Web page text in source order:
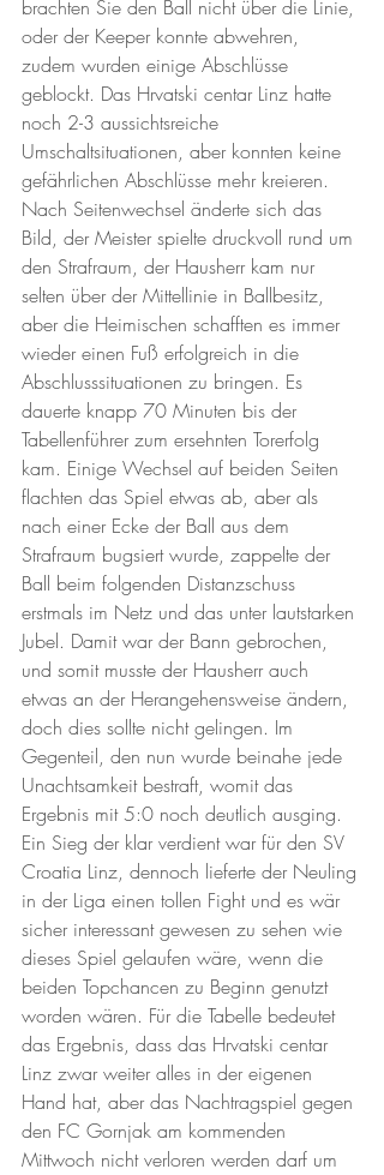
brachten Sie den Ball nicht über die Linie,
oder der Keeper konnte abwehren,
zudem wurden einige Abschlüsse
geblockt. Das Hrvatski centar Linz hatte
noch 2-3 aussichtsreiche
Umschaltsituationen, aber konnten keine
gefährlichen Abschlüsse mehr kreieren.
Nach Seitenwechsel änderte sich das
Bild, der Meister spielte druckvoll rund um
den Strafraum, der Hausherr kam nur
selten über der Mittellinie in Ballbesitz,
aber die Heimischen schafften es immer
wieder einen Fuß erfolgreich in die
Abschlusssituationen zu bringen. Es
dauerte knapp 70 Minuten bis der
Tabellenführer zum ersehnten Torerfolg
kam. Einige Wechsel auf beiden Seiten
flachten das Spiel etwas ab, aber als
nach einer Ecke der Ball aus dem
Strafraum bugsiert wurde, zappelte der
Ball beim folgenden Distanzschuss
erstmals im Netz und das unter lautstarken
Jubel. Damit war der Bann gebrochen,
und somit musste der Hausherr auch
etwas an der Herangehensweise ändern,
doch dies sollte nicht gelingen. Im
Gegenteil, den nun wurde beinahe jede
Unachtsamkeit bestraft, womit das
Ergebnis mit 5:0 noch deutlich ausging.
Ein Sieg der klar verdient war für den SV
Croatia Linz, dennoch lieferte der Neuling
in der Liga einen tollen Fight und es wär
sicher interessant gewesen zu sehen wie
dieses Spiel gelaufen wäre, wenn die
beiden Topchancen zu Beginn genutzt
worden wären. Für die Tabelle bedeutet
das Ergebnis, dass das Hrvatski centar
Linz zwar weiter alles in der eigenen
Hand hat, aber das Nachtragspiel gegen
den FC Gornjak am kommenden
Mittwoch nicht verloren werden darf um